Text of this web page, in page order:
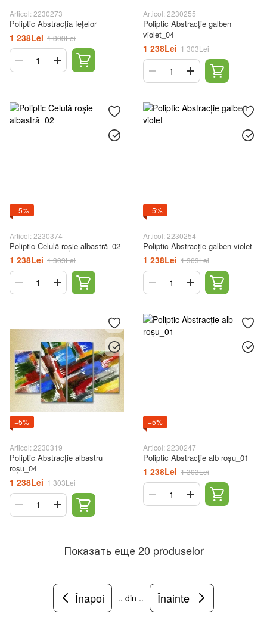
Articol: 2230273
Poliptic Abstracția fețelor
1 238Lei 1 303Lei
Articol: 2230255
Poliptic Abstracție galben
violet_04
1 238Lei 1 303Lei
−5%
Articol: 2230374
Poliptic Celulă roșie albastră_02
1 238Lei 1 303Lei
−5%
Articol: 2230254
Poliptic Abstracție galben violet
1 238Lei 1 303Lei
−5%
Articol: 2230319
Poliptic Abstracție albastru
roșu_04
1 238Lei 1 303Lei
−5%
Articol: 2230247
Poliptic Abstracție alb roșu_01
1 238Lei 1 303Lei
Показать еще 20 produselor
Înapoi .. din .. Înainte